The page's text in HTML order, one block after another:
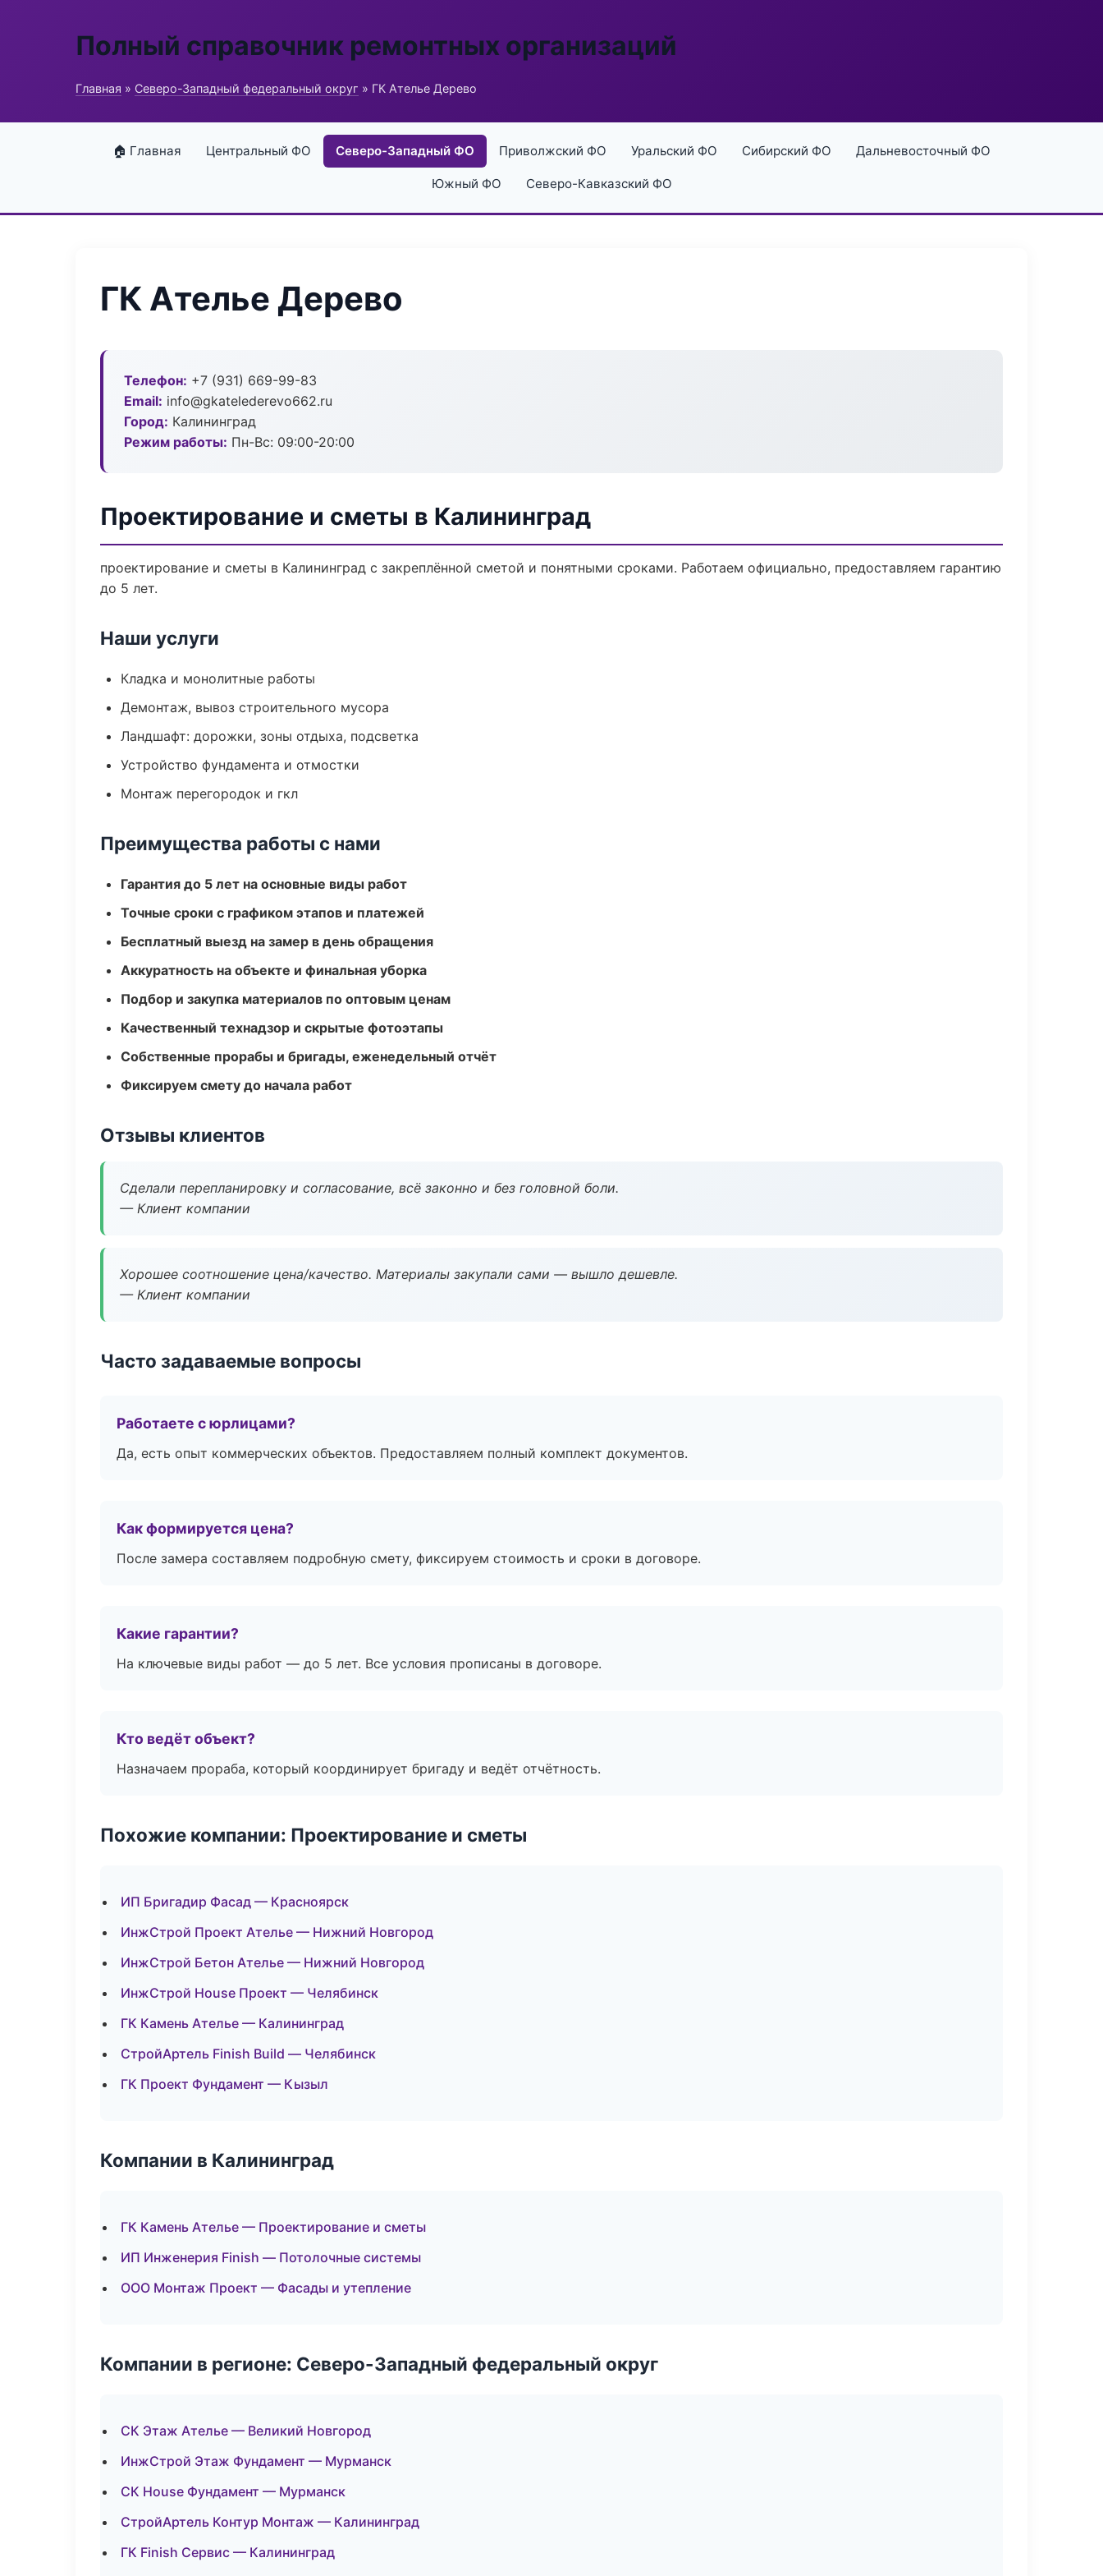
Полный справочник ремонтных организаций
Главная » Северо-Западный федеральный округ » ГК Ателье Дерево
🏠 Главная Центральный ФО Северо-Западный ФО Приволжский ФО Уральский ФО Сибирский ФО Дальневосточный ФО
Южный ФО Северо-Кавказский ФО
ГК Ателье Дерево
Телефон: +7 (931) 669-99-83
Email: info@gkatelederevo662.ru
Город: Калининград
Режим работы: Пн-Вс: 09:00-20:00
Проектирование и сметы в Калининград
проектирование и сметы в Калининград с закреплённой сметой и понятными сроками. Работаем официально, предоставляем гарантию
до 5 лет.
Наши услуги
Кладка и монолитные работы
Демонтаж, вывоз строительного мусора
Ландшафт: дорожки, зоны отдыха, подсветка
Устройство фундамента и отмостки
Монтаж перегородок и гкл
Преимущества работы с нами
Гарантия до 5 лет на основные виды работ
Точные сроки с графиком этапов и платежей
Бесплатный выезд на замер в день обращения
Аккуратность на объекте и финальная уборка
Подбор и закупка материалов по оптовым ценам
Качественный технадзор и скрытые фотоэтапы
Собственные прорабы и бригады, еженедельный отчёт
Фиксируем смету до начала работ
Отзывы клиентов
Сделали перепланировку и согласование, всё законно и без головной боли.
— Клиент компании
Хорошее соотношение цена/качество. Материалы закупали сами — вышло дешевле.
— Клиент компании
Часто задаваемые вопросы
Работаете с юрлицами?
Да, есть опыт коммерческих объектов. Предоставляем полный комплект документов.
Как формируется цена?
После замера составляем подробную смету, фиксируем стоимость и сроки в договоре.
Какие гарантии?
На ключевые виды работ — до 5 лет. Все условия прописаны в договоре.
Кто ведёт объект?
Назначаем прораба, который координирует бригаду и ведёт отчётность.
Похожие компании: Проектирование и сметы
ИП Бригадир Фасад — Красноярск
ИнжСтрой Проект Ателье — Нижний Новгород
ИнжСтрой Бетон Ателье — Нижний Новгород
ИнжСтрой House Проект — Челябинск
ГК Камень Ателье — Калининград
СтройАртель Finish Build — Челябинск
ГК Проект Фундамент — Кызыл
Компании в Калининград
ГК Камень Ателье — Проектирование и сметы
ИП Инженерия Finish — Потолочные системы
ООО Монтаж Проект — Фасады и утепление
Компании в регионе: Северо-Западный федеральный округ
СК Этаж Ателье — Великий Новгород
ИнжСтрой Этаж Фундамент — Мурманск
СК House Фундамент — Мурманск
СтройАртель Контур Монтаж — Калининград
ГК Finish Сервис — Калининград